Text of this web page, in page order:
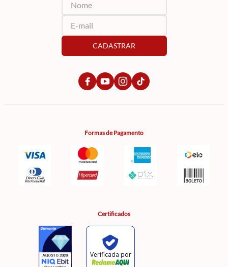
CADASTRAR
Formas de Pagamento
Certificados